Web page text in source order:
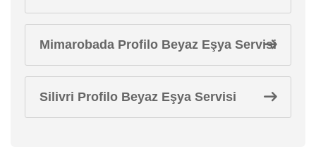
Mimarobada Profilo Beyaz Eşya Servisi
Silivri Profilo Beyaz Eşya Servisi